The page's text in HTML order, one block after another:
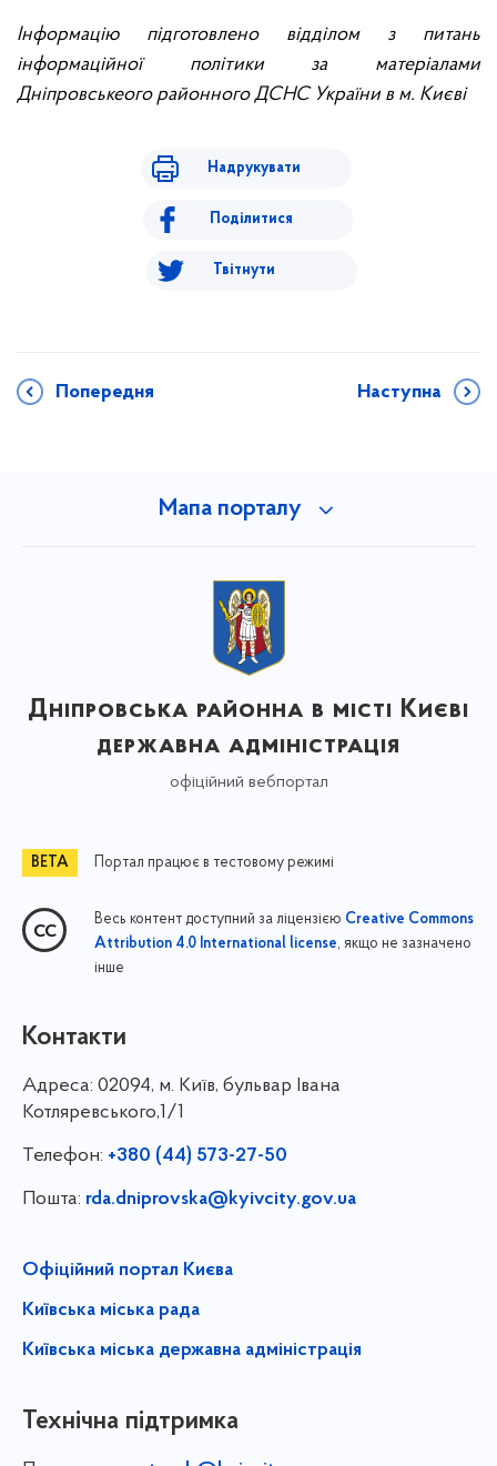
Інформацію підготовлено відділом з питань
інформаційної політики за матеріалами
Дніпровськеого районного ДСНС України в м. Києві
Надрукувати
Поділитися
Твітнути
Попередня Наступна
Мапа порталу
Дніпровська районна в місті Києві
державна адміністрація
офіційний вебпортал
Портал працює в тестовому режимі
Весь контент доступний за ліцензією Creative Commons
Attribution 4.0 International license, якщо не зазначено
інше
Контакти
Адреса: 02094, м. Київ, бульвар Івана
Котляревського,1/1
Телефон: +380 (44) 573-27-50
Пошта: rda.dniprovska@kyivcity.gov.ua
Офіційний портал Києва
Київська міська рада
Київська міська державна адміністрація
Технічна підтримка